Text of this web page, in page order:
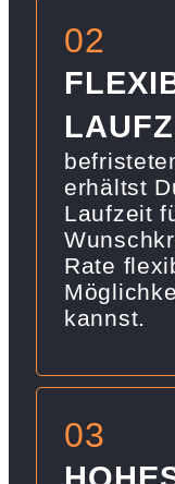
02
erhältst
Laufzeit
Rate
kannst.
03